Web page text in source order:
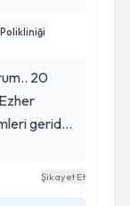
Polikliniği
20
geride
ve
Şikayet Et